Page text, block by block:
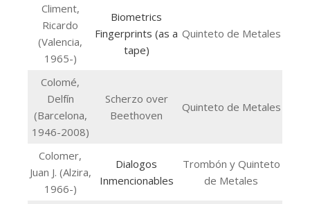
Climent,
Ricardo
(Valencia,
1965-)
Biometrics
Fingerprints (as a
tape)
Quinteto de Metales
Colomé,
Delfín
(Barcelona,
1946-2008)
Scherzo over
Beethoven
Quinteto de Metales
Colomer,
Juan J. (Alzira,
1966-)
Dialogos
Inmencionables
Trombón y Quinteto
de Metales